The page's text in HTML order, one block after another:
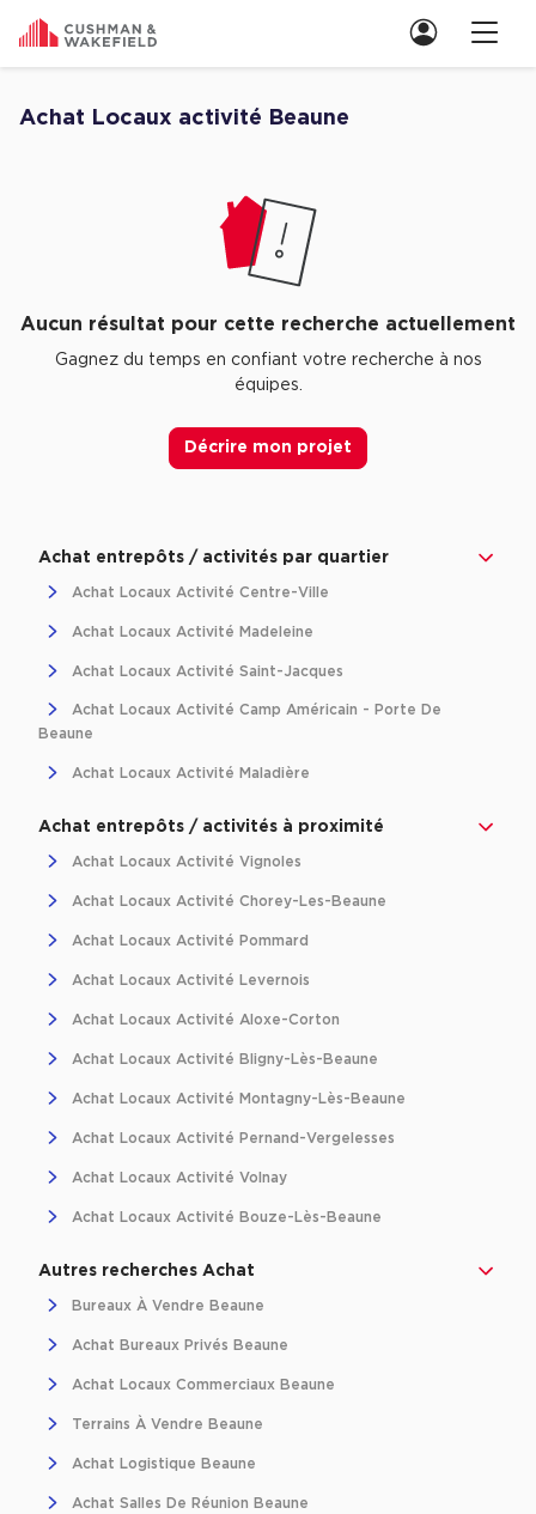
Location de Bureaux à Paris
Location de Bureaux à Lyon
Achat de Bureaux à Paris
Achat de Bureaux à Rennes
Bureaux certifiés - Environnement
Immeuble de bureaux avec services
Haussmanniens
Location d'Entrepôts / Activités
Location d'Entrepôts / Activités à Aix-en-Provence
Location d'Entrepôts / Activités à Saint-Priest
Location d'Entrepôts / Activités à Massy
Location d'Entrepôts / Activités à Rennes
Location d'Entrepôts / Activités à Besançon
Achat d'Entrepôts / Activités
Achat d'Entrepôts / Activités en Ille-et-Vilaine
Achat d'Entrepôts / Activités à Lyon
Achat d'Entrepôts / Activités à Aubagne
Achat d'Entrepôts / Activités à Toulouse
Achat d'Entrepôts / Activités à Dijon
Collections d'Entrepôts / Activités
Nous contacter
Achat Locaux activité Beaune
Aucun résultat pour cette recherche actuellement
Gagnez du temps en confiant votre recherche à nos
équipes.
Décrire mon projet
Achat entrepôts / activités par quartier
Achat Locaux Activité Centre-Ville
Achat Locaux Activité Madeleine
Achat Locaux Activité Saint-Jacques
Achat Locaux Activité Camp Américain - Porte De
Beaune
Achat Locaux Activité Maladière
Achat entrepôts / activités à proximité
Achat Locaux Activité Vignoles
Achat Locaux Activité Chorey-Les-Beaune
Achat Locaux Activité Pommard
Achat Locaux Activité Levernois
Achat Locaux Activité Aloxe-Corton
Achat Locaux Activité Bligny-Lès-Beaune
Achat Locaux Activité Montagny-Lès-Beaune
Achat Locaux Activité Pernand-Vergelesses
Achat Locaux Activité Volnay
Achat Locaux Activité Bouze-Lès-Beaune
Autres recherches Achat
Bureaux À Vendre Beaune
Achat Bureaux Privés Beaune
Achat Locaux Commerciaux Beaune
Terrains À Vendre Beaune
Achat Logistique Beaune
Achat Salles De Réunion Beaune